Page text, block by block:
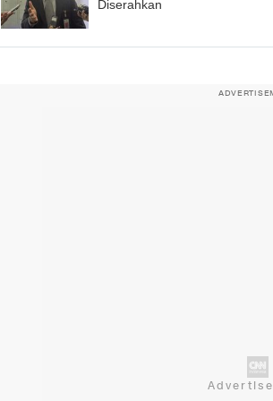
Diserahkan